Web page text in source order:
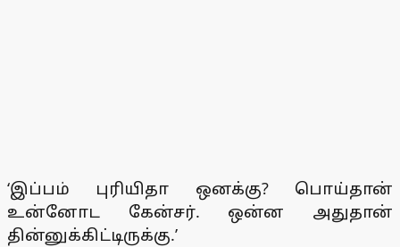
‘இப்பம் புரியிதா ஒனக்கு? பொய்தான்
உன்னோட கேன்சர். ஒன்ன அதுதான்
தின்னுக்கிட்டிருக்கு.’